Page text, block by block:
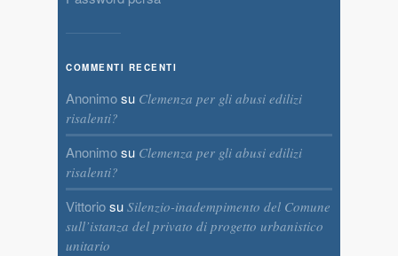
COMMENTI RECENTI
Anonimosu Clemenza per gli abusi edilizi
risalenti?
Anonimosu Clemenza per gli abusi edilizi
risalenti?
Vittoriosu Silenzio-inadempimento del Comune
sull’istanza del privato di progetto urbanistico
unitario